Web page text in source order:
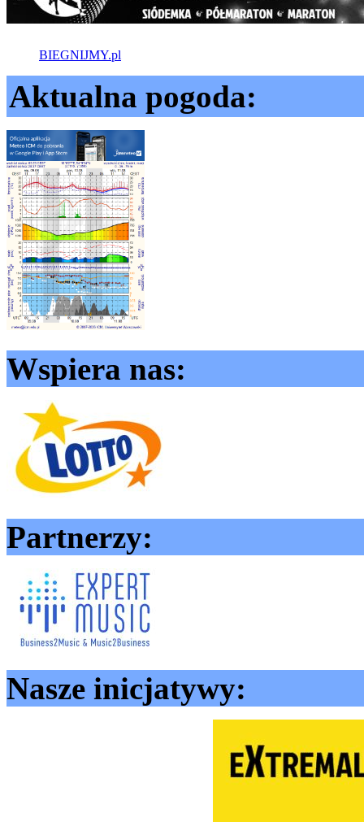
BIEGNIJMY.pl
Aktualna pogoda:
Wspiera nas:
Partnerzy:
Nasze inicjatywy: